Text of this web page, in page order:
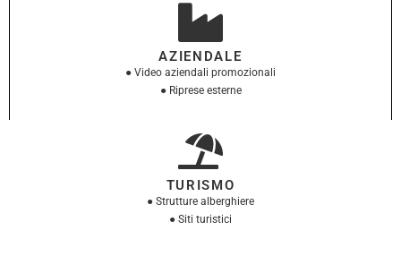
AZIENDALE
● Video aziendali promozionali
● Riprese esterne
TURISMO
● Strutture alberghiere
● Siti turistici